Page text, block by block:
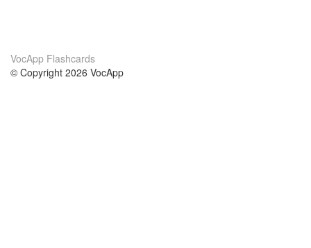
VocApp Flashcards
© Copyright 2026 VocApp